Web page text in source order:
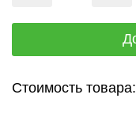
Стоимость товара: